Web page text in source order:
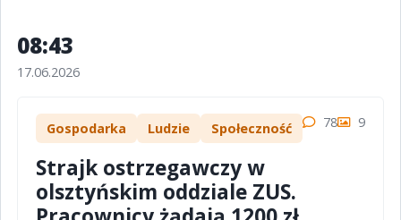
08:43
17.06.2026
Gospodarka Ludzie Społeczność 78 9
Strajk ostrzegawczy w
olsztyńskim oddziale ZUS.